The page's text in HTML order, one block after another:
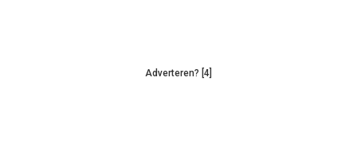
Adverteren? [4]